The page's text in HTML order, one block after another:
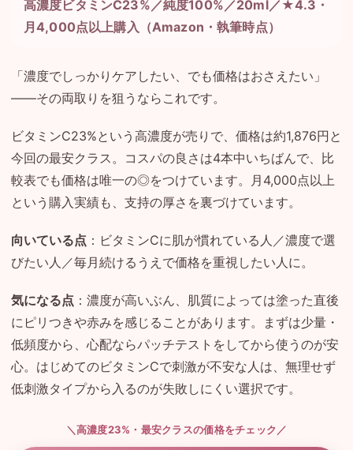
高濃度ビタミンC23%／純度100%／20ml／★4.3・
月4,000点以上購入（Amazon・執筆時点）
「濃度でしっかりケアしたい、でも価格はおさえたい」
——その両取りを狙うならこれです。
ビタミンC23%という高濃度が売りで、価格は約1,876円と
今回の最安クラス。コスパの良さは4本中いちばんで、比
較表でも価格は唯一の◎をつけています。月4,000点以上
という購入実績も、支持の厚さを裏づけています。
向いている点 ：ビタミンCに肌が慣れている人／濃度で選
びたい人／毎月続けるうえで価格を重視したい人に。
気になる点 ：濃度が高いぶん、肌質によっては塗った直後
にピリつきや赤みを感じることがあります。まずは少量・
低頻度から、心配ならパッチテストをしてから使うのが安
心。はじめてのビタミンCで刺激が不安な人は、無理せず
低刺激タイプから入るのが失敗しにくい選択です。
＼高濃度23%・最安クラスの価格をチェック／